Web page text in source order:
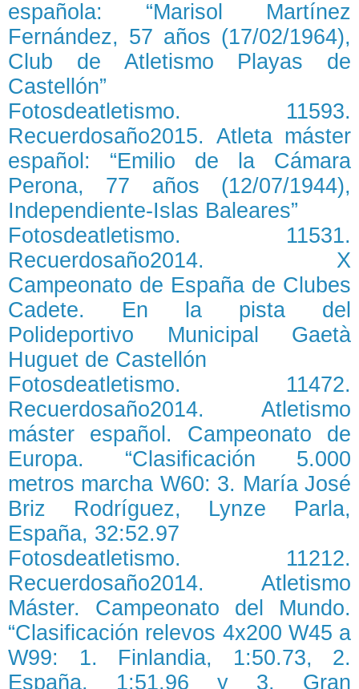
española: “Marisol Martínez
Fernández, 57 años (17/02/1964),
Club de Atletismo Playas de
Castellón”
Fotosdeatletismo. 11593.
Recuerdosaño2015. Atleta máster
español: “Emilio de la Cámara
Perona, 77 años (12/07/1944),
Independiente-Islas Baleares”
Fotosdeatletismo. 11531.
Recuerdosaño2014. X
Campeonato de España de Clubes
Cadete. En la pista del
Polideportivo Municipal Gaetà
Huguet de Castellón
Fotosdeatletismo. 11472.
Recuerdosaño2014. Atletismo
máster español. Campeonato de
Europa. “Clasificación 5.000
metros marcha W60: 3. María José
Briz Rodríguez, Lynze Parla,
España, 32:52.97
Fotosdeatletismo. 11212.
Recuerdosaño2014. Atletismo
Máster. Campeonato del Mundo.
“Clasificación relevos 4x200 W45 a
W99: 1. Finlandia, 1:50.73, 2.
España, 1:51.96 y 3. Gran